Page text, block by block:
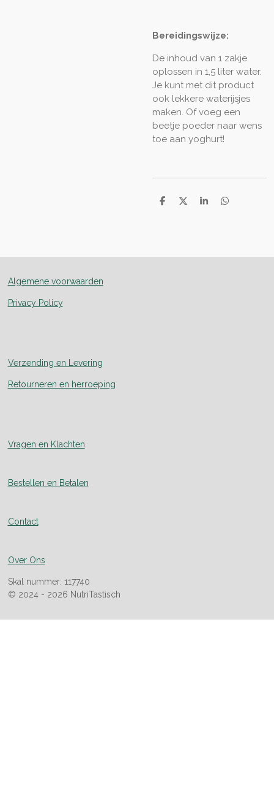
Bereidingswijze:
De inhoud van 1 zakje
oplossen in 1,5 liter water.
Je kunt met dit product
ook lekkere waterijsjes
maken. Of voeg een
beetje poeder naar wens
toe aan yoghurt!
D
D
S
D
Algemene voorwaarden
Privacy Policy
Verzending en Levering
Retourneren en herroeping
Vragen en Klachten
Bestellen en Betalen
Contact
Over Ons
Skal nummer: 117740
© 2024 - 2026 NutriTastisch